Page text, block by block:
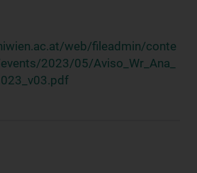
web/fileadmin/conte
2023/05/Aviso_Wr_Ana_